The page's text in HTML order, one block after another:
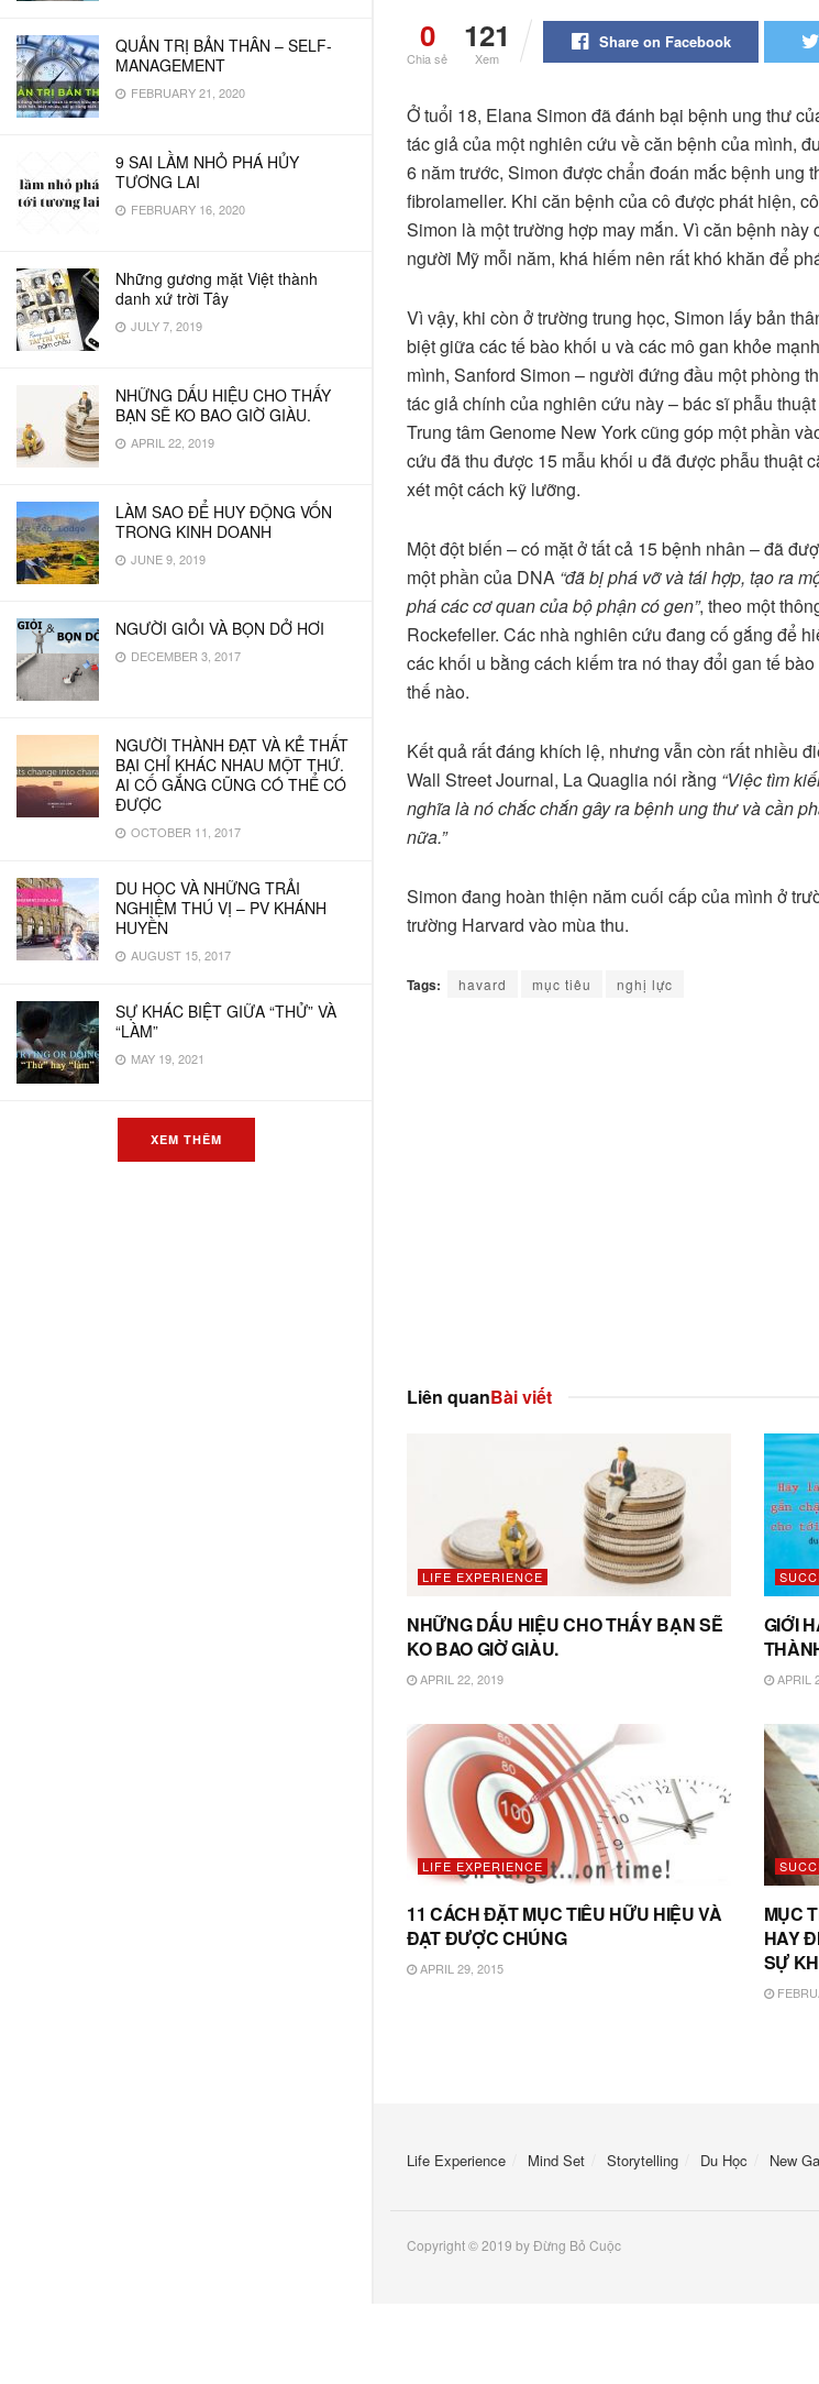
QUẢN TRỊ BẢN THÂN – SELF-
MANAGEMENT
FEBRUARY 21, 2020
9 SAI LẦM NHỎ PHÁ HỦY
TƯƠNG LAI
FEBRUARY 16, 2020
Những gương mặt Việt thành
danh xứ trời Tây
JULY 7, 2019
NHỮNG DẤU HIỆU CHO THẤY
BẠN SẼ KO BAO GIỜ GIÀU.
APRIL 22, 2019
LÀM SAO ĐỂ HUY ĐỘNG VỐN
TRONG KINH DOANH
JUNE 9, 2019
NGƯỜI GIỎI VÀ BỌN DỞ HƠI
DECEMBER 3, 2017
NGƯỜI THÀNH ĐẠT VÀ KẺ THẤT
BẠI CHỈ KHÁC NHAU MỘT THỨ.
AI CỐ GẮNG CŨNG CÓ THỂ CÓ
ĐƯỢC
OCTOBER 11, 2017
DU HỌC VÀ NHỮNG TRẢI
NGHIỆM THÚ VỊ – PV KHÁNH
HUYỀN
AUGUST 15, 2017
SỰ KHÁC BIỆT GIỮA “THỬ” VÀ
“LÀM”
MAY 19, 2021
XEM THÊM
0
Chia sẻ
121
Xem
Share on Facebook
Ở tuổi 18, Elana Simon đã đánh bại bệnh ung thư
tác giả của một nghiên cứu về căn bệnh của mình,
6 năm trước, Simon được chẩn đoán mắc bệnh ung
fibrolameller. Khi căn bệnh của cô được phát hiện,
Simon là một trường hợp may mắn. Vì căn bệnh này
người Mỹ mỗi năm, khá hiếm nên rất khó khăn để
Vì vậy, khi còn ở trường trung học, Simon lấy bản
biệt giữa các tế bào khối u và các mô gan khỏe
mình, Sanford Simon – người đứng đầu một phòng
tác giả chính của nghiên cứu này – bác sĩ phẫu
Trung tâm Genome New York cũng góp một phần
cứu đã thu được 15 mẫu khối u đã được phẫu thuật
xét một cách kỹ lưỡng.
Một đột biến – có mặt ở tất cả 15 bệnh nhân – đã
một phần của DNA “đã bị phá vỡ và tái hợp, tạo ra
phá các cơ quan của bộ phận có gen”, theo một
Rockefeller. Các nhà nghiên cứu đang cố gắng để
các khối u bằng cách kiếm tra nó thay đổi gan tế
thế nào.
Kết quả rất đáng khích lệ, nhưng vẫn còn rất nhiều
Wall Street Journal, La Quaglia nói rằng “Việc tìm
nghĩa là nó chắc chắn gây ra bệnh ung thư và cần
nữa.”
Simon đang hoàn thiện năm cuối cấp của mình ở
trường Harvard vào mùa thu.
Tags: havard mục tiêu nghị lực
Liên quanBài viết
LIFE EXPERIENCE
NHỮNG DẤU HIỆU CHO THẤY BẠN SẼ
KO BAO GIỜ GIÀU.
APRIL 22, 2019
GIỚI
APRIL
LIFE EXPERIENCE
11 CÁCH ĐẶT MỤC TIÊU HỮU HIỆU VÀ
ĐẠT ĐƯỢC CHÚNG
APRIL 29, 2015
MỤC
HAY
SỰ
Life Experience Mind Set Storytelling Du Học New
Copyright © 2019 by Đừng Bỏ Cuộc